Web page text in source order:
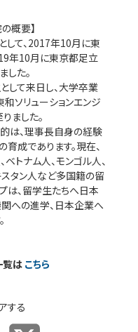
概要】
て、2017年10月に東
年10月に東京都足立
た。
て来日し、大学卒業
ソリューションエンジ
ました。
は、理事長自身の経験
成であります。現在、
トナム人、モンゴル人、
スタン人など多国籍の留
は、留学生たちへ日本
への進学、日本企業へ
覧は こちら
する